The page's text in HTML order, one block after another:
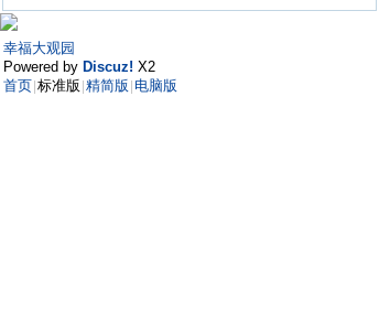
幸福大观园
Powered by Discuz! X2
首页 标准版 精简版 电脑版